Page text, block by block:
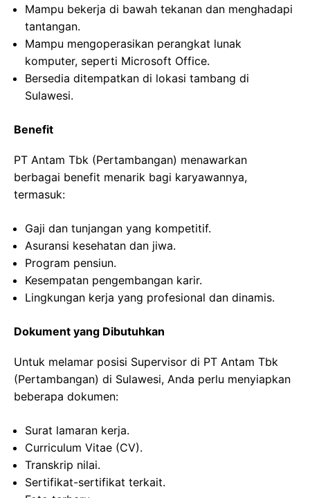
Mampu bekerja di bawah tekanan dan menghadapi
tantangan.
Mampu mengoperasikan perangkat lunak
komputer, seperti Microsoft Office.
Bersedia ditempatkan di lokasi tambang di
Sulawesi.
Benefit
PT Antam Tbk (Pertambangan) menawarkan
berbagai benefit menarik bagi karyawannya,
termasuk:
Gaji dan tunjangan yang kompetitif.
Asuransi kesehatan dan jiwa.
Program pensiun.
Kesempatan pengembangan karir.
Lingkungan kerja yang profesional dan dinamis.
Dokument yang Dibutuhkan
Untuk melamar posisi Supervisor di PT Antam Tbk
(Pertambangan) di Sulawesi, Anda perlu menyiapkan
beberapa dokumen:
Surat lamaran kerja.
Curriculum Vitae (CV).
Transkrip nilai.
Sertifikat-sertifikat terkait.